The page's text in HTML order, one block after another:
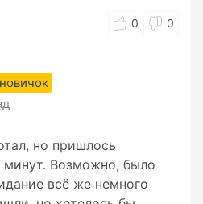
0 0
новичок
но пришлось
Возможно, было
всё же немного